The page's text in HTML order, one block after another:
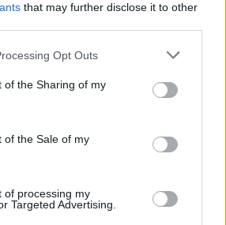
that may further disclose it to other
Opt Outs
of the Sharing of my
of the Sale of my
of processing my
Targeted Advertising.
przywiązana do swojej
w wypaczony
to do paraliżu państwa, a w
sam rotmistrz ulega i zamiast
idzie spać. Zdaje sobie
żadnego autorytetu wśród
robią to, co sami uważają za
własnym interesem. Niżej
nie mają do niego szacunku i